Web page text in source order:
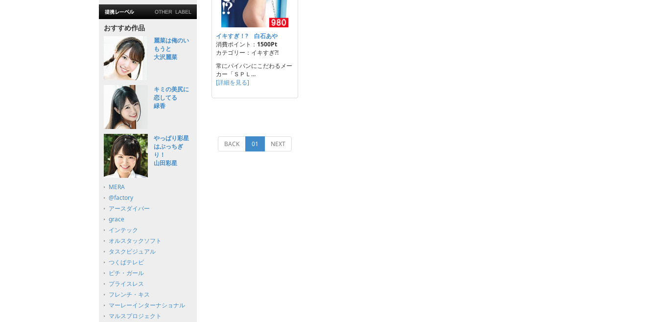
おすすめ作品
麗菜は俺のい
もうと
大沢麗菜
キミの美尻に
恋してる
緑香
やっぱり彩星
はぶっちぎ
り！
山田彩星
MERA
@factory
アースダイバー
grace
インテック
オルスタックソフト
タスクビジュアル
つくばテレビ
ピチ・ガール
プライスレス
フレンチ・キス
マーレーインターナショナル
マルスプロジェクト
イキすぎ！? 白石あや
消費ポイント： 1500Pt
カテゴリー：イキすぎ?!
常にパイパンにこだわるメー
カー「ＳＰＬ…
[詳細を見る]
BACK 01 (current)
NEXT